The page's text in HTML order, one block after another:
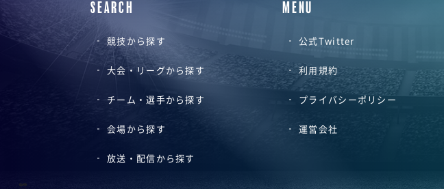
SEARCH
競技から探す
大会・リーグから探す
チーム・選手から探す
会場から探す
放送・配信から探す
MENU
公式Twitter
利用規約
プライバシーポリシー
運営会社